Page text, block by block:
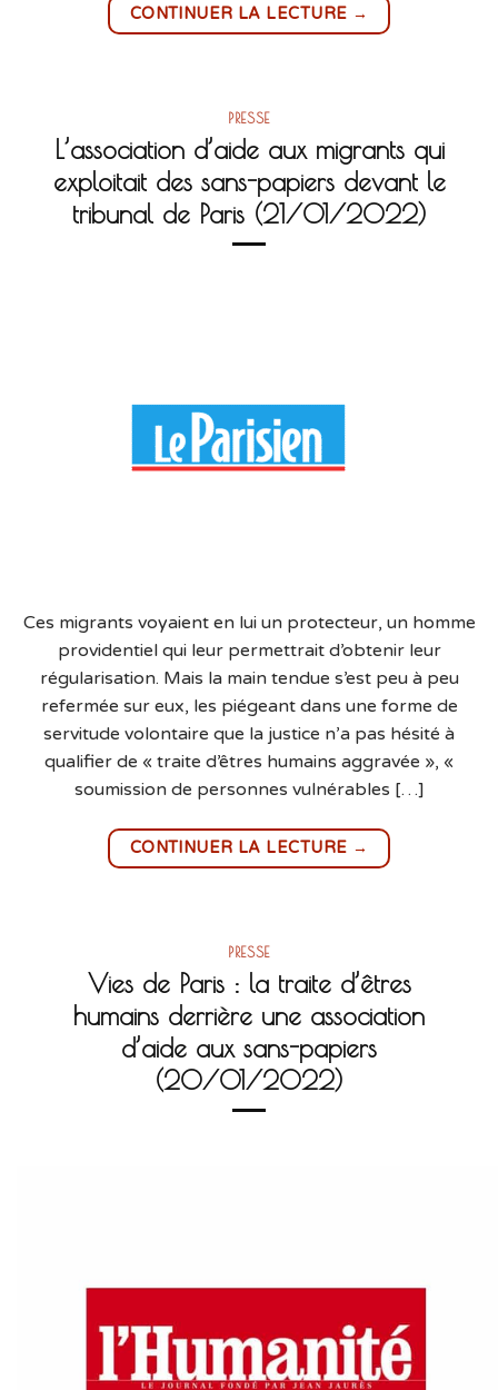
CONTINUER LA LECTURE →
PRESSE
L’association d’aide aux migrants qui
exploitait des sans-papiers devant le
tribunal de Paris (21/01/2022)
Ces migrants voyaient en lui un protecteur, un homme
providentiel qui leur permettrait d’obtenir leur
régularisation. Mais la main tendue s’est peu à peu
refermée sur eux, les piégeant dans une forme de
servitude volontaire que la justice n’a pas hésité à
qualifier de « traite d’êtres humains aggravée », «
soumission de personnes vulnérables […]
CONTINUER LA LECTURE →
PRESSE
Vies de Paris : la traite d’êtres
humains derrière une association
d’aide aux sans-papiers
(20/01/2022)